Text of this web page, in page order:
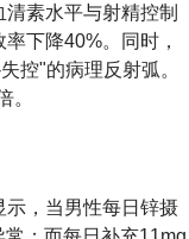
素水平与射精控制
下降40%。同时，
控"的病理反射弧。
。
示，当男性每日锌摄